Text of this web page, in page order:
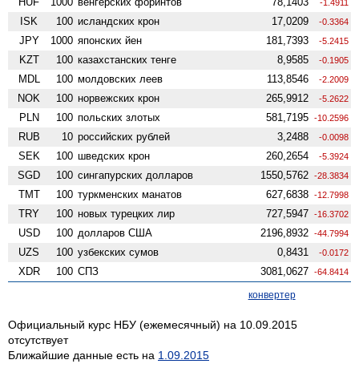
-1.4911
ISK 100 исландских крон 17,0209 -0.3364
JPY 1000 японских йен 181,7393 -5.2415
KZT 100 казахстанских тенге 8,9585 -0.1905
MDL 100 молдовских леев 113,8546 -2.2009
NOK 100 норвежских крон 265,9912 -5.2622
PLN 100 польских злотых 581,7195 -10.2596
RUB 10 российских рублей 3,2488 -0.0098
SEK 100 шведских крон 260,2654 -5.3924
SGD 100 сингапурских долларов 1550,5762 -28.3834
TMT 100 туркменских манатов 627,6838 -12.7998
TRY 100 новых турецких лир 727,5947 -16.3702
USD 100 долларов США 2196,8932 -44.7994
UZS 100 узбекских сумов 0,8431 -0.0172
XDR 100 СПЗ 3081,0627 -64.8414
конвертер
Официальный курс НБУ (ежемесячный) на 10.09.2015
отсутствует
Ближайшие данные есть на 1.09.2015